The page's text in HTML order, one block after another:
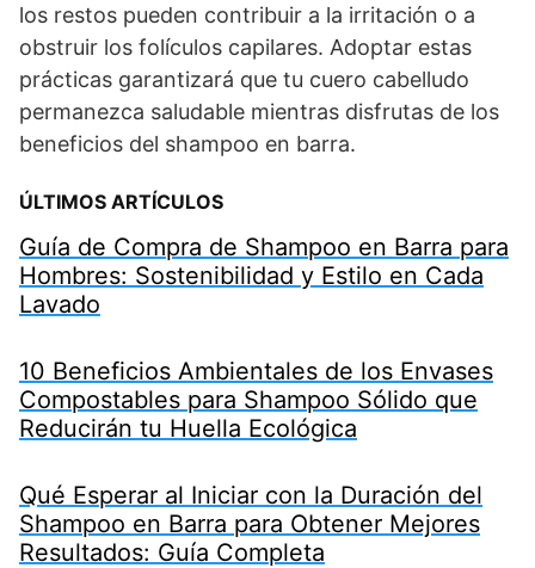
los restos pueden contribuir a la irritación o a
obstruir los folículos capilares. Adoptar estas
prácticas garantizará que tu cuero cabelludo
permanezca saludable mientras disfrutas de los
beneficios del shampoo en barra.
ÚLTIMOS ARTÍCULOS
Guía de Compra de Shampoo en Barra para
Hombres: Sostenibilidad y Estilo en Cada
Lavado
10 Beneficios Ambientales de los Envases
Compostables para Shampoo Sólido que
Reducirán tu Huella Ecológica
Qué Esperar al Iniciar con la Duración del
Shampoo en Barra para Obtener Mejores
Resultados: Guía Completa